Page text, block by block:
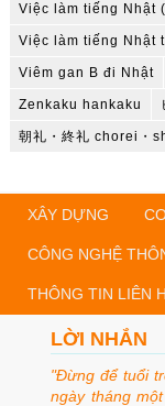
Việc làm tiếng Nhật
Việc làm tiếng Nhật
Viêm gan B đi Nhật
Zenkaku hankaku
朝礼・終礼 chorei・
XÂY DỰNG
CÔNG NGHỆ
THÔNG TIN LIÊN
LỜI NHẮN
"Đừng để tuổi
ngày tháng